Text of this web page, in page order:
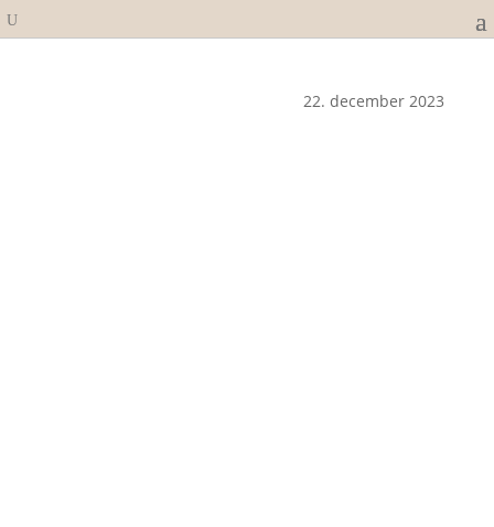
22. december 2023